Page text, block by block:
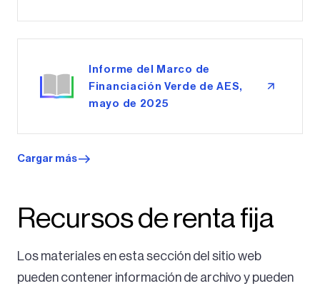
Informe del Marco de
Financiación Verde de AES,
mayo de 2025
Cargar más
Recursos de renta fija
Los materiales en esta sección del sitio web
pueden contener información de archivo y pueden